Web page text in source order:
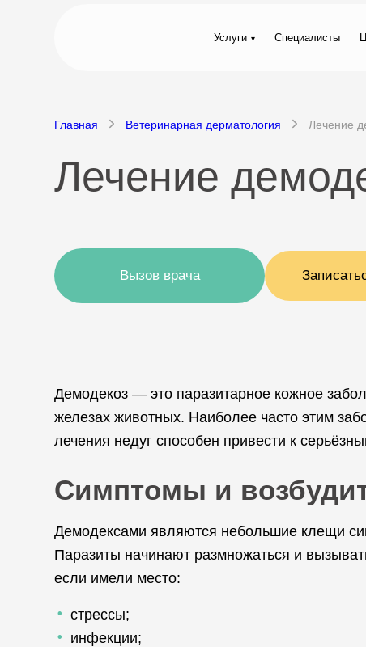
Услуги Специалисты
Главная Ветеринарная дерматология Лечение
Лечение
Вызов врача
Демодекоз — это паразитарное кожное
железах животных. Наиболее часто этим
лечения недуг способен привести к
Симптомы и
Демодексами являются небольшие клещи
Паразиты начинают размножаться и
если имели место:
стрессы;
инфекции;